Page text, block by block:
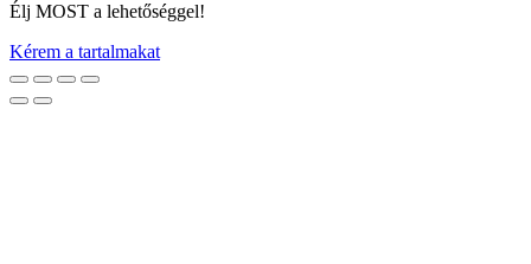
Élj MOST a lehetőséggel!
Kérem a tartalmakat